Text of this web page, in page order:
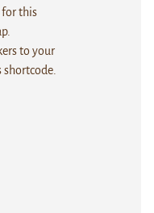
for this
to your